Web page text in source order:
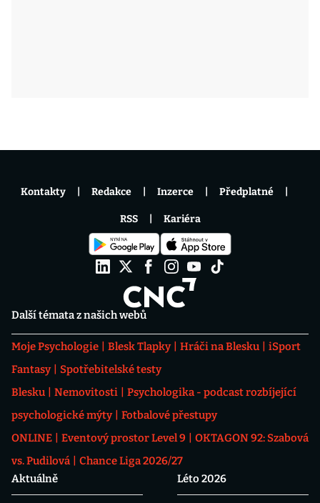
Další témata z našich webů
Moje Psychologie Blesk Tlapky Hráči na Blesku
iSport
Fantasy
Spotřebitelské testy
Blesku
Nemovitosti
Psychologika - podcast rozbíjející
psychologické mýty
Fotbalové přestupy
ONLINE
Eventový prostor Level 9
OKTAGON 92: Szabová
vs. Pudilová
Chance Liga 2026/27
Aktuálně
Léto 2026
Kontakty Redakce Inzerce Předplatné
RSS Kariéra